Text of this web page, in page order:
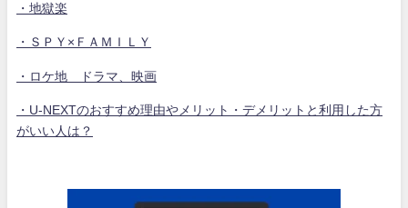
・地獄楽
・ＳＰＹ×ＦＡＭＩＬＹ
・ロケ地 ドラマ、映画
・U-NEXTのおすすめ理由やメリット・デメリットと利用した方
がいい人は？